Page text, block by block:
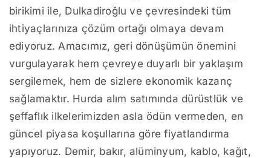
birikimi ile, Dulkadiroğlu ve çevresindeki tüm
ihtiyaçlarınıza çözüm ortağı olmaya devam
ediyoruz. Amacımız, geri dönüşümün önemini
vurgulayarak hem çevreye duyarlı bir yaklaşım
sergilemek, hem de sizlere ekonomik kazanç
sağlamaktır. Hurda alım satımında dürüstlük ve
şeffaflık ilkelerimizden asla ödün vermeden, en
güncel piyasa koşullarına göre fiyatlandırma
yapıyoruz. Demir, bakır, alüminyum, kablo, kağıt,